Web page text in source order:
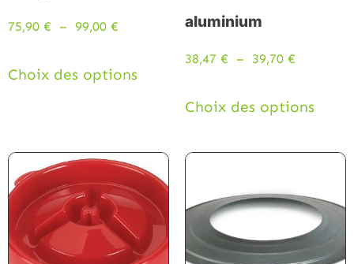
75,90 € – 99,00 €
Choix des options
aluminium
38,47 € – 39,70 €
Choix des options